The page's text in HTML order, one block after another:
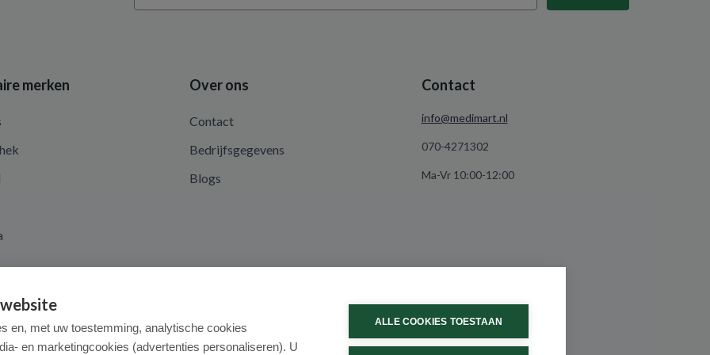
merken Over ons
Contact
Bedrijfsgegevens
Blogs
Contact
info@medimart.nl
070-4271302
Ma-Vr 10:00-12:00
en, met uw toestemming, analytische cookies
en marketingcookies (advertenties personaliseren). U
ALLE COOKIES TOESTAAN